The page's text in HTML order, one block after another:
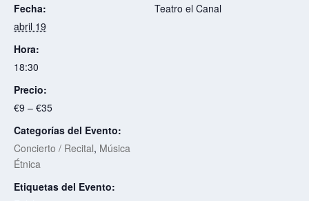
Fecha:
abril 19
Hora:
18:30
Precio:
€9 – €35
Categorías del Evento:
Concierto / Recital, Música
Étnica
Etiquetas del Evento:
Teatro el Canal